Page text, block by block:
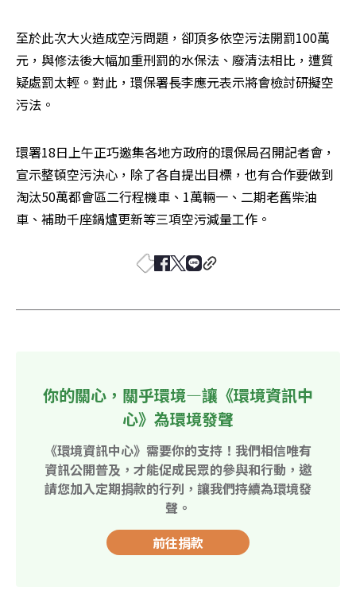
至於此次大火造成空污問題，卻頂多依空污法開罰100萬
元，與修法後大幅加重刑罰的水保法、廢清法相比，遭質
疑處罰太輕。對此，環保署長李應元表示將會檢討研擬空
污法。
環署18日上午正巧邀集各地方政府的環保局召開記者會，
宣示整頓空污決心，除了各自提出目標，也有合作要做到
淘汰50萬都會區二行程機車、1萬輛一、二期老舊柴油
車、補助千座鍋爐更新等三項空污減量工作。
你的關心，關乎環境—讓《環境資訊中
心》為環境發聲
《環境資訊中心》需要你的支持！我們相信唯有
資訊公開普及，才能促成民眾的參與和行動，邀
請您加入定期捐款的行列，讓我們持續為環境發
聲。
前往捐款